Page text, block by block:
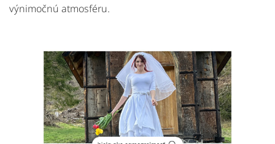
výnimočnú atmosféru.